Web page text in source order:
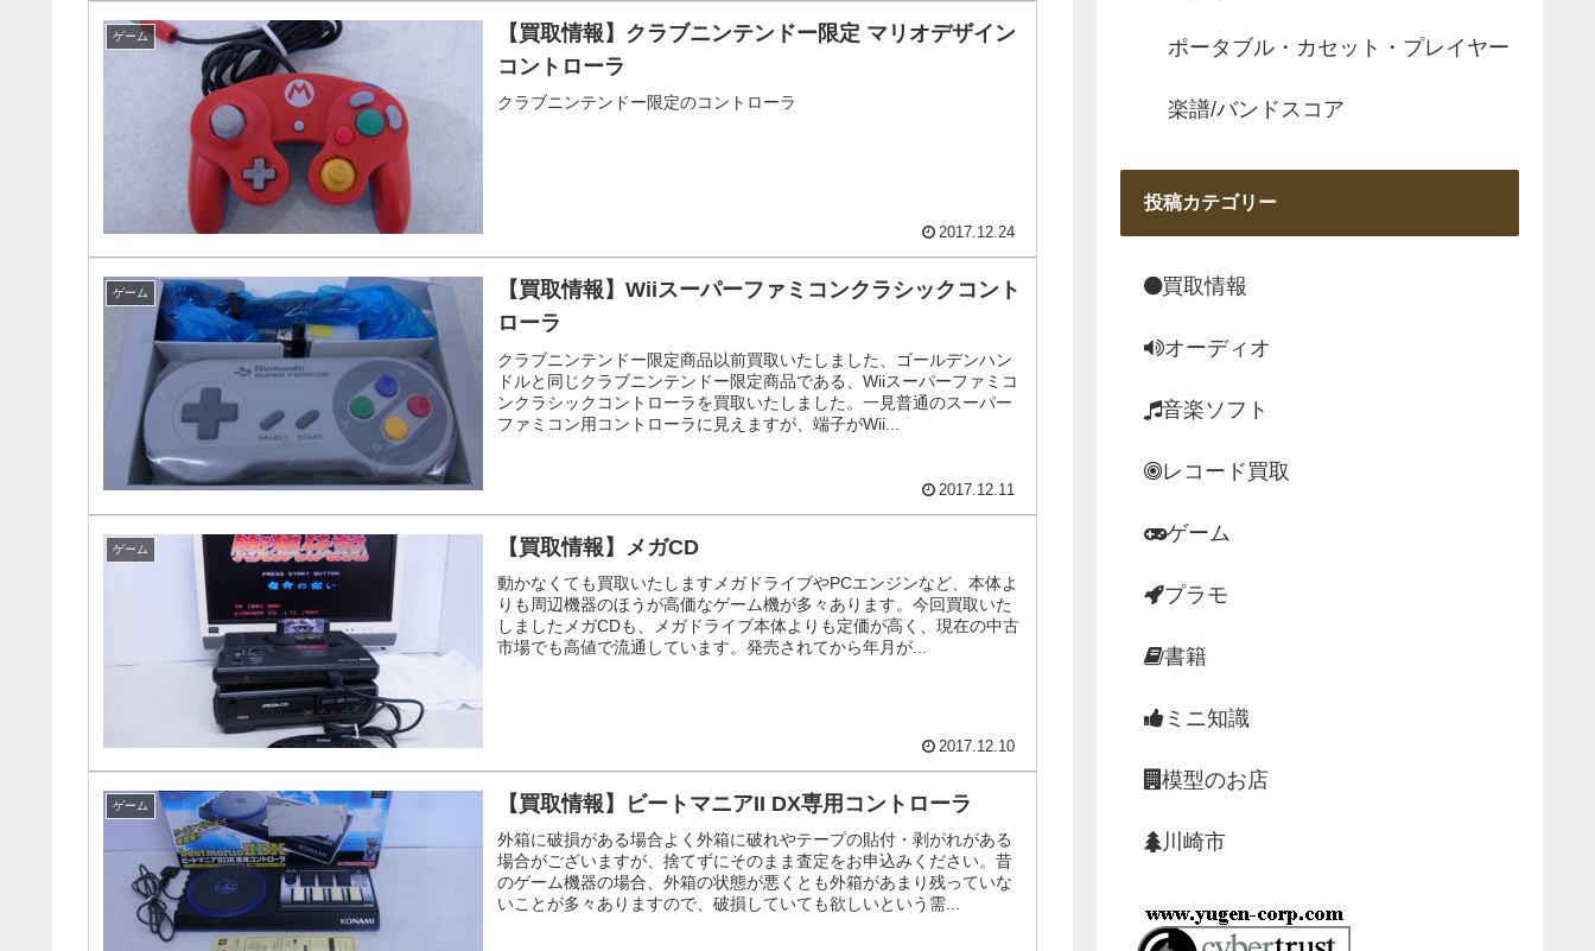
ゲーム
【買取情報】クラブニンテンドー限定 マリオデザイン
コントローラ
クラブニンテンドー限定のコントローラ
2017.12.24
ゲーム
【買取情報】Wiiスーパーファミコンクラシックコント
ローラ
クラブニンテンドー限定商品以前買取いたしました、ゴールデンハン
ドルと同じクラブニンテンドー限定商品である、Wiiスーパーファミコ
ンクラシックコントローラを買取いたしました。一見普通のスーパー
ファミコン用コントローラに見えますが、端子がWii...
2017.12.11
ゲーム 【買取情報】メガCD
動かなくても買取いたしますメガドライブやPCエンジンなど、本体よ
りも周辺機器のほうが高価なゲーム機が多々あります。今回買取いた
しましたメガCDも、メガドライブ本体よりも定価が高く、現在の中古
市場でも高値で流通しています。発売されてから年月が...
2017.12.10
ゲーム 【買取情報】ビートマニアII DX専用コントローラ
外箱に破損がある場合よく外箱に破れやテープの貼付・剥がれがある
場合がございますが、捨てずにそのまま査定をお申込みください。昔
のゲーム機器の場合、外箱の状態が悪くとも外箱があまり残っていな
いことが多々ありますので、破損していても欲しいという需...
ポータブル・カセット・プレイヤー
楽譜/バンドスコア
投稿カテゴリー
買取情報
オーディオ
音楽ソフト
レコード買取
ゲーム
プラモ
書籍
ミニ知識
模型のお店
川崎市